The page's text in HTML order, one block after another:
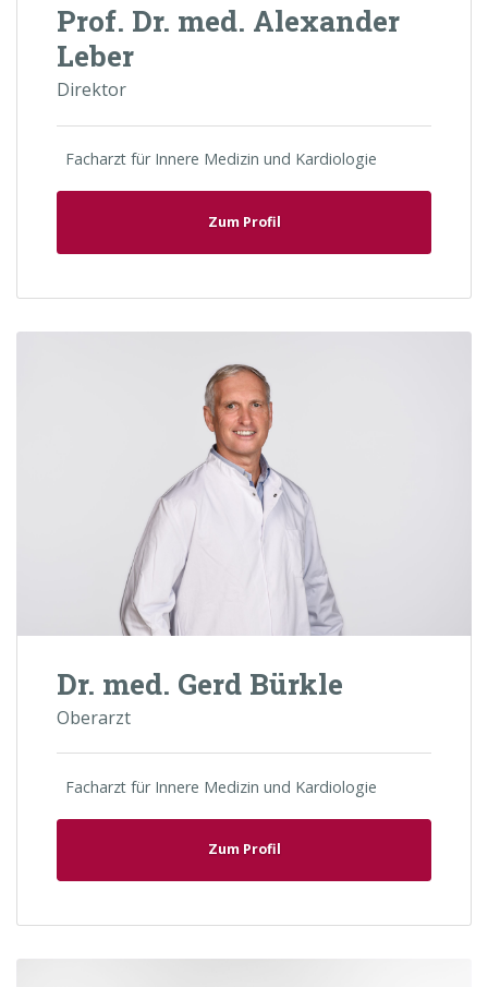
Prof. Dr. med. Alexander
Leber
Direktor
Facharzt für Innere Medizin und Kardiologie
Zum Profil
Dr. med. Gerd Bürkle
Oberarzt
Facharzt für Innere Medizin und Kardiologie
Zum Profil